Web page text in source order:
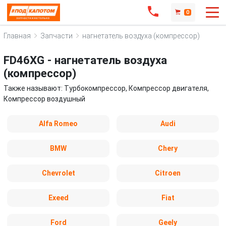
0
Главная Запчасти нагнетатель воздуха (компрессор)
FD46XG - нагнетатель воздуха
(компрессор)
Также называют: Турбокомпрессор, Компрессор двигателя,
Компрессор воздушный
Alfa Romeo Audi
BMW Chery
Chevrolet Citroen
Exeed Fiat
Ford Geely